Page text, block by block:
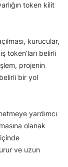
token kilit
kurucular,
token’ları belirli
projenin
bir yol
yardımcı
olanak
ve uzun